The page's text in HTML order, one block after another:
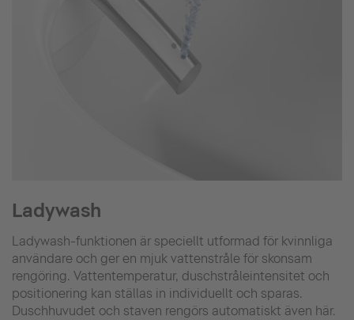
Ladywash
Ladywash-funktionen är speciellt utformad för kvinnliga
användare och ger en mjuk vattenstråle för skonsam
rengöring. Vattentemperatur, duschstråleintensitet och
positionering kan ställas in individuellt och sparas.
Duschhuvudet och staven rengörs automatiskt även här.